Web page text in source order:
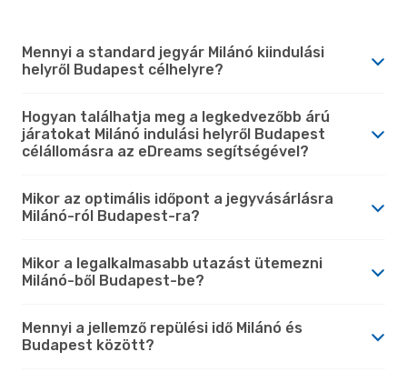
Mennyi a standard jegyár Milánó kiindulási
helyről Budapest célhelyre?
Hogyan találhatja meg a legkedvezőbb árú
járatokat Milánó indulási helyről Budapest
célállomásra az eDreams segítségével?
Mikor az optimális időpont a jegyvásárlásra
Milánó-ról Budapest-ra?
Mikor a legalkalmasabb utazást ütemezni
Milánó-ből Budapest-be?
Mennyi a jellemző repülési idő Milánó és
Budapest között?